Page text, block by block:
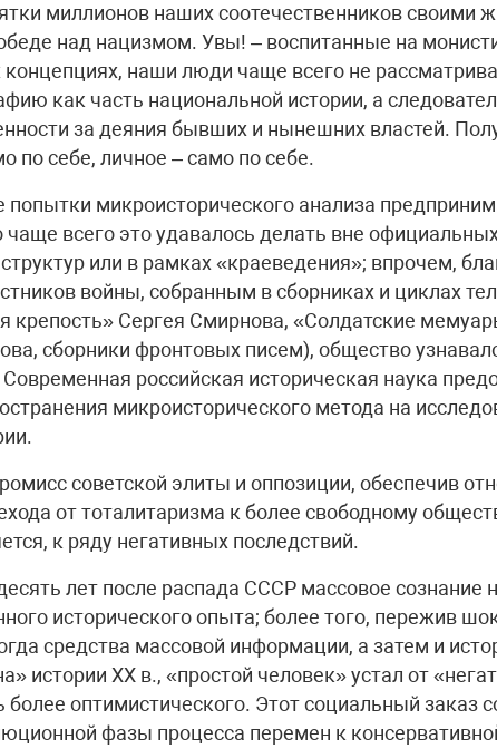
миллионов наших соотечественников своими
над нацизмом. Увы! – воспитанные на
концепциях, наши люди чаще всего не
как часть национальной истории, а
за деяния бывших и нынешних властей.
по себе, личное – само по себе.
попытки микроисторического анализа
чаще всего это удавалось делать вне
или в рамках «краеведения»; впрочем,
войны, собранным в сборниках и циклах
крепость» Сергея Смирнова, «Солдатские
сборники фронтовых писем), общество
российская историческая наука
микроисторического метода на
советской элиты и оппозиции, обеспечив
от тоталитаризма к более свободному
к ряду негативных последствий.
лет после распада СССР массовое сознание
исторического опыта; более того, пережив
средства массовой информации, а затем и
истории ХХ в., «простой человек» устал от
более оптимистического. Этот социальный заказ
фазы процесса перемен к